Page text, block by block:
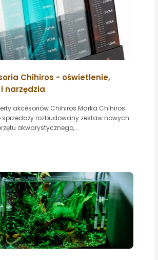
Chihiros - oświetlenie,
narzędzia
akcesoriów Chihiros Marka Chihiros
rozbudowany zestaw nowych
akwarystycznego,...